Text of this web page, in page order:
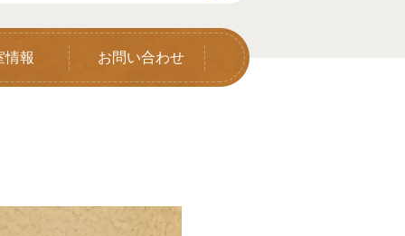
情報 お問い合わせ